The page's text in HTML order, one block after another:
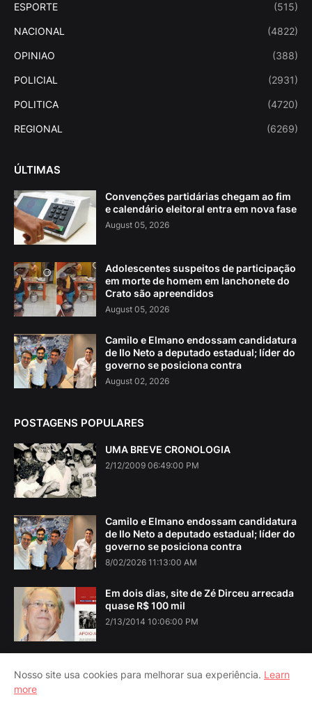
ESPORTE (515)
NACIONAL (4822)
OPINIAO (388)
POLICIAL (2931)
POLITICA (4720)
REGIONAL (6269)
ÚLTIMAS
Convenções partidárias chegam ao fim
e calendário eleitoral entra em nova fase
August 05, 2026
Adolescentes suspeitos de participação
em morte de homem em lanchonete do
Crato são apreendidos
August 05, 2026
Camilo e Elmano endossam candidatura
de Ilo Neto a deputado estadual; líder do
governo se posiciona contra
August 02, 2026
POSTAGENS POPULARES
UMA BREVE CRONOLOGIA
2/12/2009 06:49:00 PM
Camilo e Elmano endossam candidatura
de Ilo Neto a deputado estadual; líder do
governo se posiciona contra
8/02/2026 11:13:00 AM
Em dois dias, site de Zé Dirceu arrecada
quase R$ 100 mil
2/13/2014 10:06:00 PM
Nosso site usa cookies para melhorar sua experiência. Learn
more